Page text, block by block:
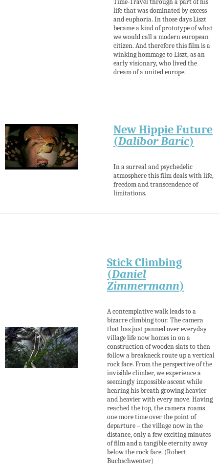
Time-Travel through a part of his
life that was dominated by excess
and euphoria. In those days Liszt
became a kind of prototype of what
we would call a modern european
citizen. And therefore this film is a
winking hommage to Liszt, as an
early visionary, who lived the
dream of a united europe.
New Hippie Future
(Dalibor Baric)
In a surreal and psychedelic
atmosphere this film deals with life,
freedom and transcendence of
limitations.
Stick Climbing
(Daniel
Zimmermann)
A contemplative walk leads to a
bizarre climbing tour. The camera
that has just panned over everyday
village life now homes in on a
construction of wooden slats to then
follow a breakneck route up a vertical
rock face. From the perspective of the
invisible climber, we experience a
seemingly impossible ascent while
hearing his breath growing heavier
and heavier with every move. Having
reached the top, the camera roams
one more time over the point of
departure – the village now in the
distance, only a few exciting minutes
of film and a tangible eternity away
below the rock face. (Robert
Buchschwenter)